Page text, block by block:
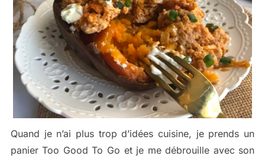
Quand je n’ai plus trop d’idées cuisine, je prends un
panier Too Good To Go et je me débrouille avec son